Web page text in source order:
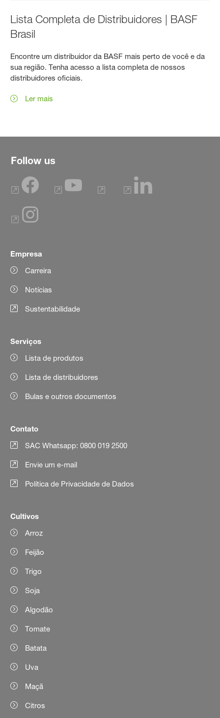
Lista Completa de Distribuidores | BASF
Brasil
Encontre um distribuidor da BASF mais perto de você e da
sua região. Tenha acesso a lista completa de nossos
distribuidores oficiais.
Ler mais
Follow us
Empresa
Carreira
Notícias
Sustentabilidade
Serviços
Lista de produtos
Lista de distribuidores
Bulas e outros documentos
Contato
SAC Whatsapp: 0800 019 2500
Envie um e-mail
Política de Privacidade de Dados
Cultivos
Arroz
Feijão
Trigo
Soja
Algodão
Tomate
Batata
Uva
Maçã
Citros